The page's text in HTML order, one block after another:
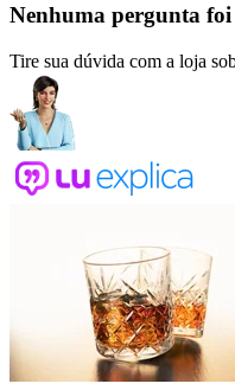
Nenhuma pergunta
Tire sua dúvida com a loja